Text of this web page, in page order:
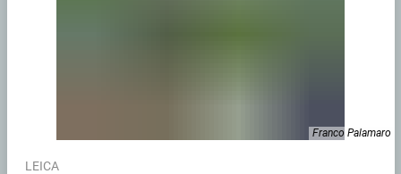
Franco Palamaro
LEICA